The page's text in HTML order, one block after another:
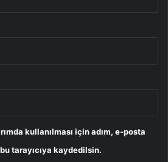
kullanılması için adım, e-posta
tarayıcıya kaydedilsin.